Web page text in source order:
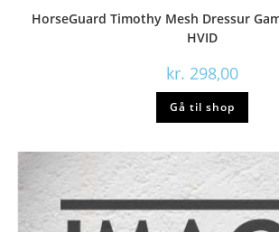
HorseGuard Timothy Mesh Dressur
HVID
kr. 298,00
Gå til shop